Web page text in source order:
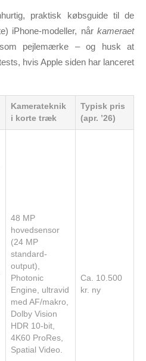
praktisk købsguide til de
iPhone-modeller, når kameraet
pejlemærke – og husk at
hvis Apple siden har lanceret
Kamerateknik
i korte træk
Typisk pris
(apr. ’26)
48 MP
hovedsensor
(24 MP
standard-
output),
Photonic
Engine, ultravid
med AF/makro,
Dolby Vision
HDR 10-bit,
4K60 ProRes,
Spatial Video.
Ca. 10.500
kr. ny